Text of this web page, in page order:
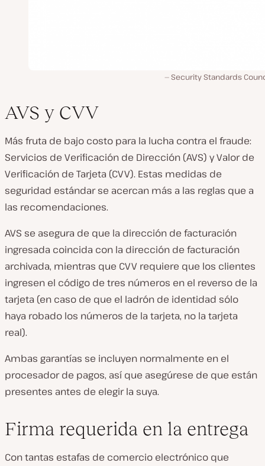
Security Standards
AVS y CVV
Más fruta de bajo costo para la lucha contra el fraude:
Servicios de Verificación de Dirección (AVS) y Valor de
Verificación de Tarjeta (CVV). Estas medidas de
seguridad estándar se acercan más a las reglas que a
las recomendaciones.
AVS se asegura de que la dirección de facturación
ingresada coincida con la dirección de facturación
archivada, mientras que CVV requiere que los clientes
ingresen el código de tres números en el reverso de la
tarjeta (en caso de que el ladrón de identidad sólo
haya robado los números de la tarjeta, no la tarjeta
real).
Ambas garantías se incluyen normalmente en el
procesador de pagos, así que asegúrese de que están
presentes antes de elegir la suya.
Firma requerida en la entrega
Con tantas estafas de comercio electrónico que